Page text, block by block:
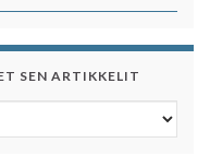
SEN ARTIKKELIT
artikkelit